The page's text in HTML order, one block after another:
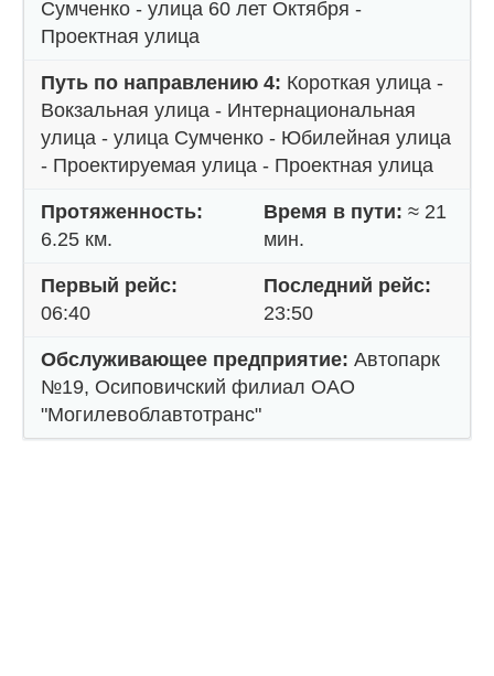
Сумченко - улица 60 лет Октября -
Проектная улица
Путь по направлению 4: Короткая улица -
Вокзальная улица - Интернациональная
улица - улица Сумченко - Юбилейная улица
- Проектируемая улица - Проектная улица
Протяженность:
6.25 км.
Время в пути: ≈ 21
мин.
Первый рейс:
06:40
Последний рейс:
23:50
Обслуживающее предприятие: Автопарк
№19, Осиповичский филиал ОАО
"Могилевоблавтотранс"